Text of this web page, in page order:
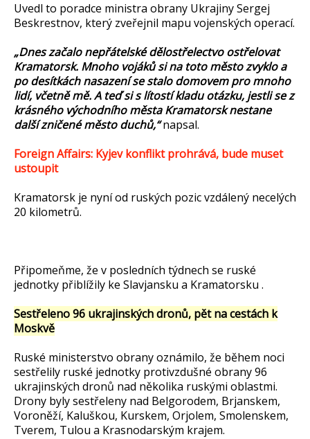
Uvedl to poradce ministra obrany Ukrajiny Sergej
Beskrestnov, který zveřejnil mapu vojenských operací.
„Dnes začalo nepřátelské dělostřelectvo ostřelovat
Kramatorsk. Mnoho vojáků si na toto město zvyklo a
po desítkách nasazení se stalo domovem pro mnoho
lidí, včetně mě. A teď si s lítostí kladu otázku, jestli se z
krásného východního města Kramatorsk nestane
další zničené město duchů,“napsal.
Foreign Affairs: Kyjev konflikt prohrává, bude muset
ustoupit
Kramatorsk je nyní od ruských pozic vzdálený necelých
20 kilometrů.
Připomeňme, že v posledních týdnech se ruské
jednotky přiblížily ke Slavjansku a Kramatorsku .
Sestřeleno 96 ukrajinských dronů, pět na cestách k
Moskvě
Ruské ministerstvo obrany oznámilo, že během noci
sestřelily ruské jednotky protivzdušné obrany 96
ukrajinských dronů nad několika ruskými oblastmi.
Drony byly sestřeleny nad Belgorodem, Brjanskem,
Voroněží, Kaluškou, Kurskem, Orjolem, Smolenskem,
Tverem, Tulou a Krasnodarským krajem.